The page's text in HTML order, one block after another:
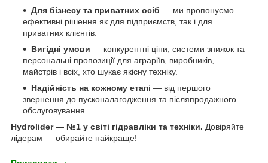
Для бізнесу та приватних осіб — ми пропонуємо
ефективні рішення як для підприємств, так і для
приватних клієнтів.
Вигідні умови — конкурентні ціни, системи знижок та
персональні пропозиції для аграріїв, виробників,
майстрів і всіх, хто шукає якісну техніку.
Надійність на кожному етапі — від першого
звернення до пусконалагодження та післяпродажного
обслуговування.
Hydrolider — №1 у світі гідравліки та техніки. Довіряйте
лідерам — обирайте найкраще!